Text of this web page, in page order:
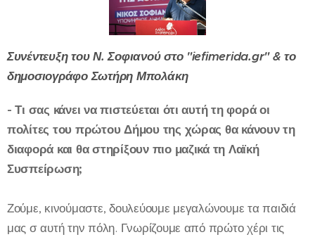
Συνέντευξη του Ν. Σοφιανού στο "iefimerida.gr" & το
δημοσιογράφο Σωτήρη Μπολάκη
- Τι σας κάνει να πιστεύεται ότι αυτή τη φορά οι
πολίτες του πρώτου Δήμου της χώρας θα κάνουν τη
διαφορά και θα στηρίξουν πιο μαζικά τη Λαϊκή
Συσπείρωση;
Ζούμε, κινούμαστε, δουλεύουμε μεγαλώνουμε τα παιδιά
μας σ αυτή την πόλη. Γνωρίζουμε από πρώτο χέρι τις